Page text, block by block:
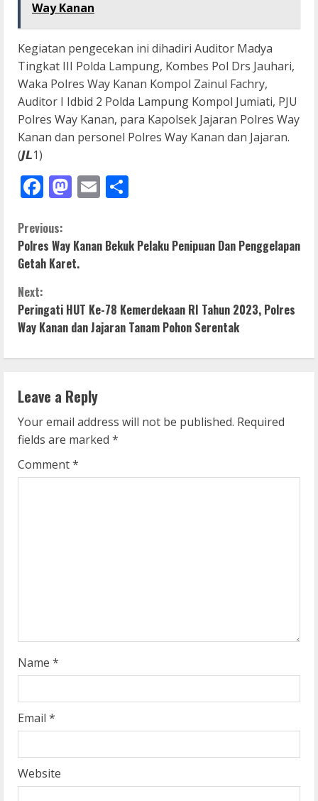
Way Kanan
Kegiatan pengecekan ini dihadiri Auditor Madya
Tingkat III Polda Lampung, Kombes Pol Drs Jauhari,
Waka Polres Way Kanan Kompol Zainul Fachry,
Auditor I Idbid 2 Polda Lampung Kompol Jumiati, PJU
Polres Way Kanan, para Kapolsek Jajaran Polres Way
Kanan dan personel Polres Way Kanan dan Jajaran.
(𝙅𝙇1)
Facebook
Mastodon
Email
C
o
n
t
i
n
u
e
R
g
Previous:
Polres Way Kanan Bekuk Pelaku Penipuan Dan Penggelapan
Getah Karet.
Next:
Peringati HUT Ke-78 Kemerdekaan RI Tahun 2023, Polres
Way Kanan dan Jajaran Tanam Pohon Serentak
Leave a Reply
Your email address will not be published. Required
fields are marked *
Comment*
Name *
Email *
Website